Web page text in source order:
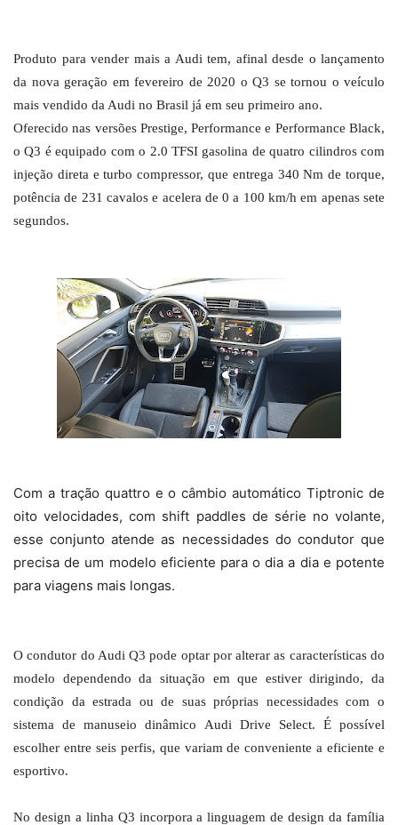
Produto para vender mais a Audi tem, afinal desde o lançamento
da nova geração em fevereiro de 2020 o Q3 se tornou o veículo
mais vendido da Audi no Brasil já em seu primeiro ano.
Oferecido nas versões Prestige, Performance e Performance Black,
o Q3 é equipado com o 2.0 TFSI gasolina de quatro cilindros com
injeção direta e turbo compressor, que entrega 340 Nm de torque,
potência de 231 cavalos e acelera de 0 a 100 km/h em apenas sete
segundos.
Com a tração quattro e o câmbio automático Tiptronic de
oito velocidades, com shift paddles de série no volante,
esse conjunto atende as necessidades do condutor que
precisa de um modelo eficiente para o dia a dia e potente
para viagens mais longas.
O condutor do Audi Q3 pode optar por alterar as características do
modelo dependendo da situação em que estiver dirigindo, da
condição da estrada ou de suas próprias necessidades com o
sistema de manuseio dinâmico Audi Drive Select. É possível
escolher entre seis perfis, que variam de conveniente a eficiente e
esportivo.
No design a linha Q3 incorpora a linguagem de design da família